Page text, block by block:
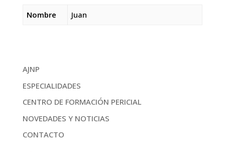
Nombre Juan
AJNP
ESPECIALIDADES
CENTRO DE FORMACIÓN PERICIAL
NOVEDADES Y NOTICIAS
CONTACTO